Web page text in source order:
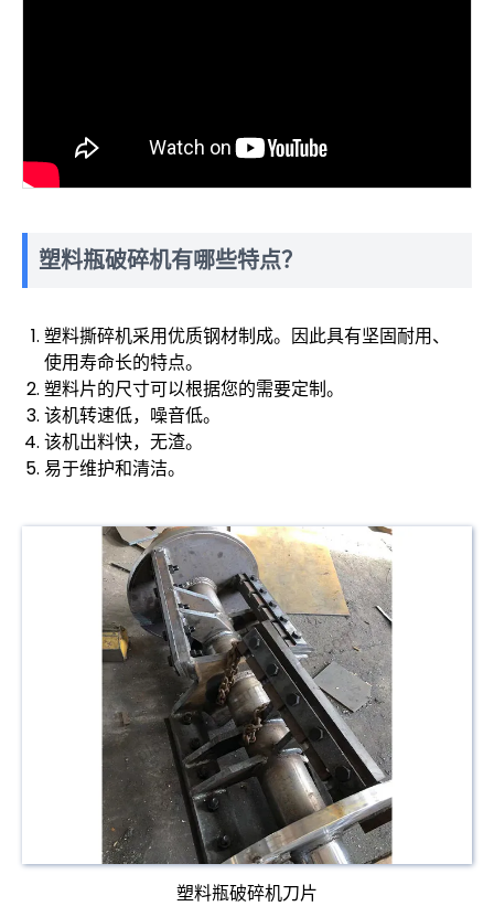
塑料瓶破碎机有哪些特点？
塑料撕碎机采用优质钢材制成。因此具有坚固耐用、
使用寿命长的特点。
塑料片的尺寸可以根据您的需要定制。
该机转速低，噪音低。
该机出料快，无渣。
易于维护和清洁。
塑料瓶破碎机刀片